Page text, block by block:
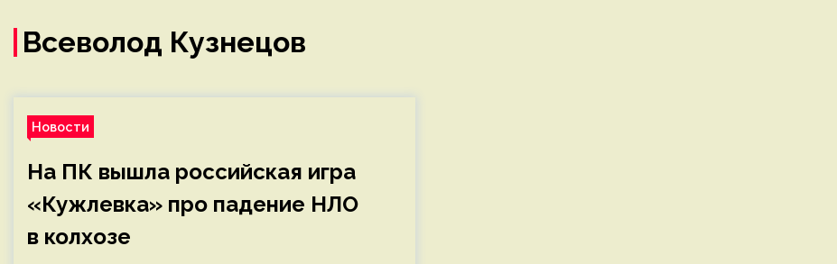
Всеволод Кузнецов
Новости
На ПК вышла российская игра
«Кужлевка» про падение НЛО
в колхозе